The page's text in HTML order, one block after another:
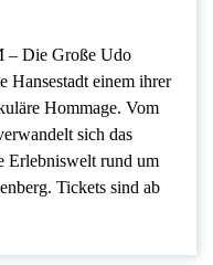
– Die Große Udo
Hansestadt einem ihrer
Hommage. Vom
sich das
Erlebniswelt rund um
Tickets sind ab